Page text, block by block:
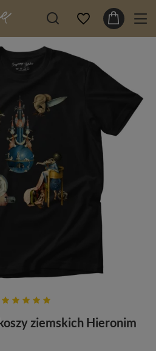
ziemskich Hieronim